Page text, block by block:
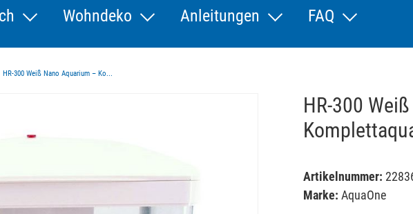
Wohndeko Anleitungen FAQ
HR-300 Weiß Nano Aquarium – Ko...
HR-300
Artikelnummer:
Marke: AquaOne